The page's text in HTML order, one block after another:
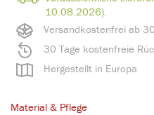
Versandkostenfrei ab
30 Tage kostenfreie
Hergestellt in Europa
10.08.2026).
Material & Pflege